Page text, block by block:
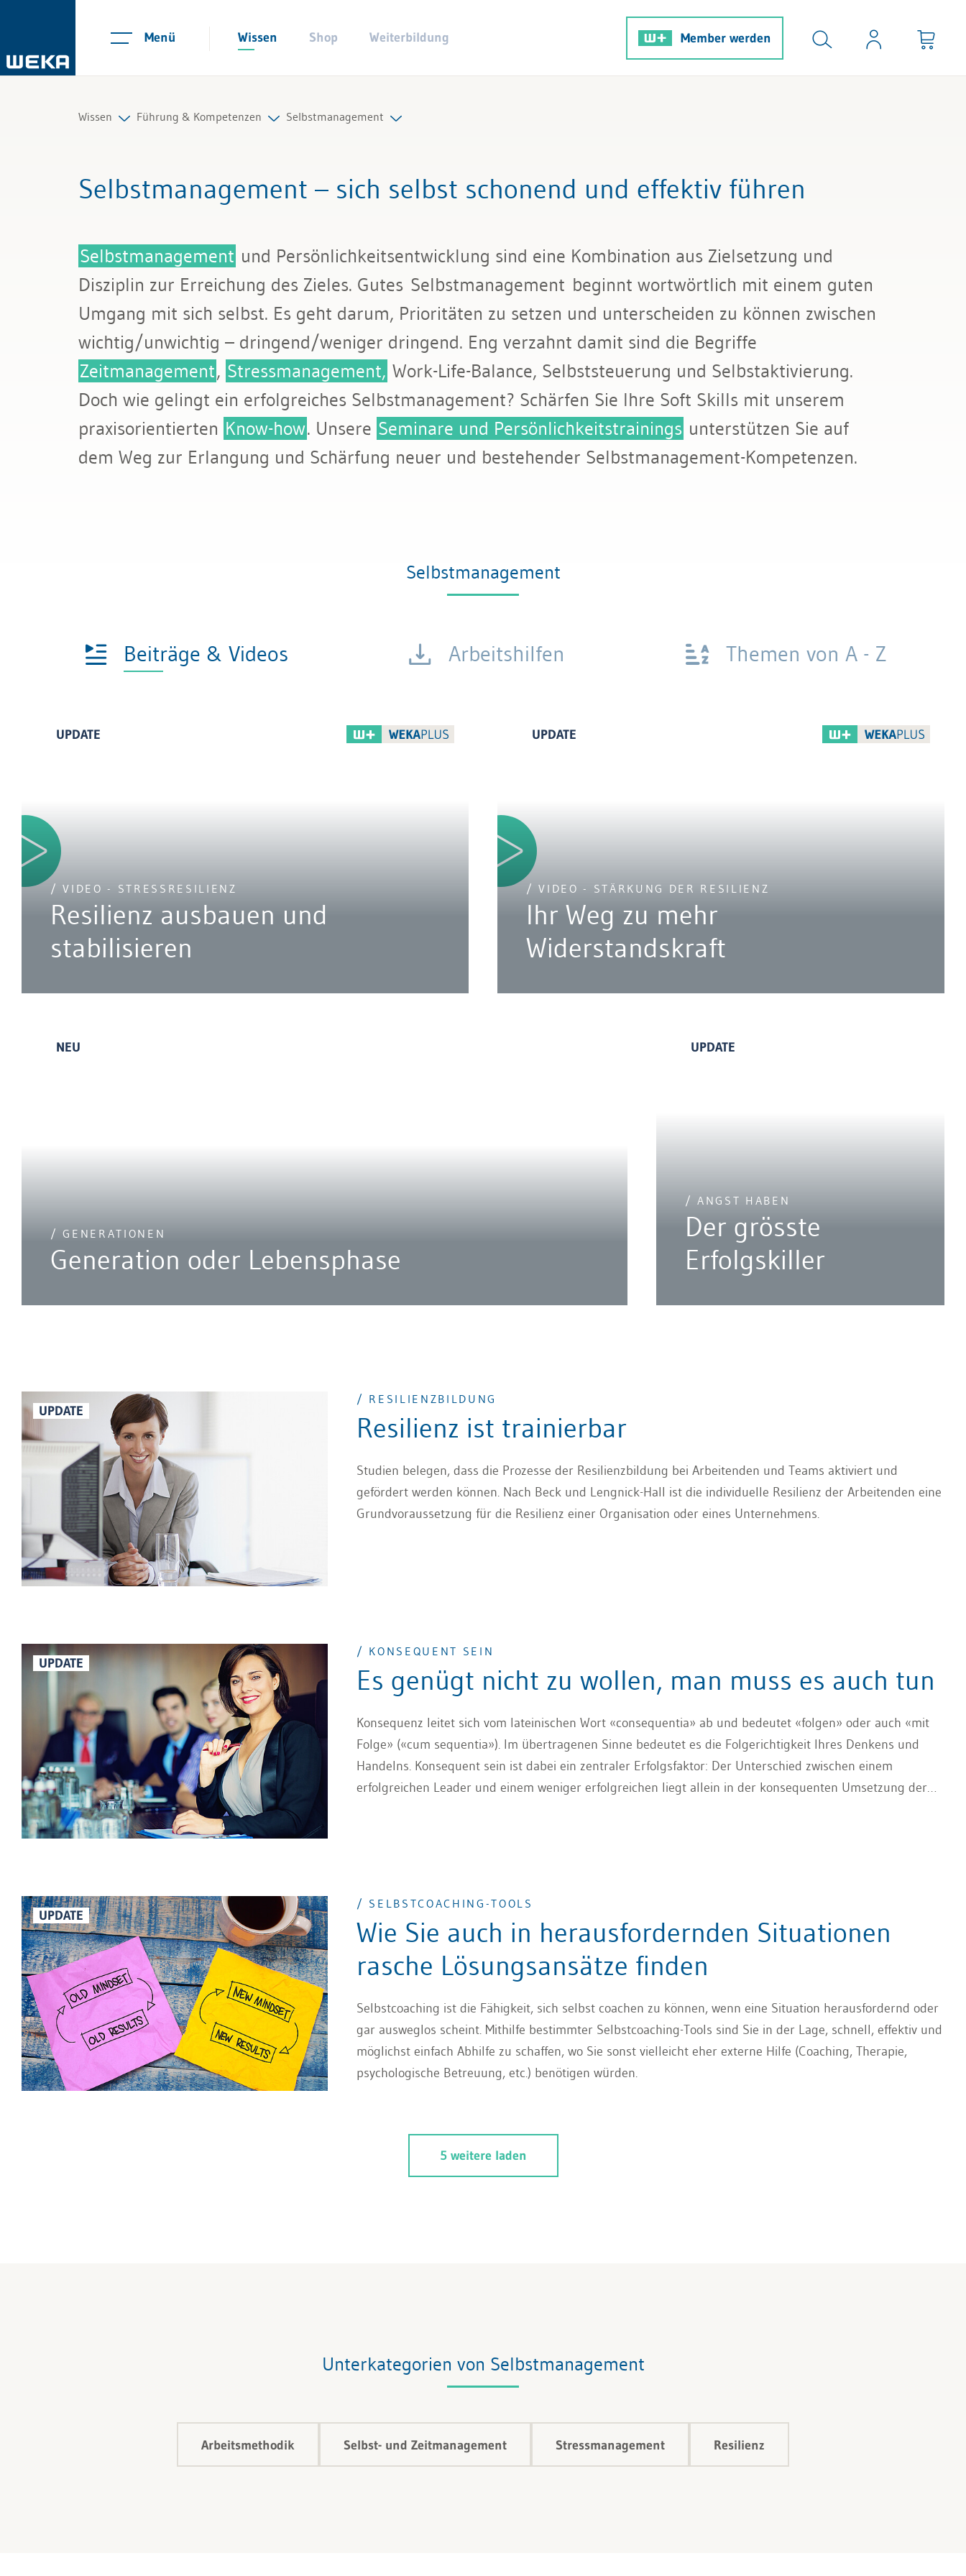
Menü Wissen Shop Weiterbildung Member werden
Wissen
Management
Finanzen & Steuern
Bau & Immobilien
Führung & Kompetenzen
Selbstmanagement
Selbstmanagement
Selbst- und Zeitmanagement
Resilienz
Selbstmanagement – sich selbst schonend und effektiv führen
Selbstmanagement und Persönlichkeitsentwicklung sind eine Kombination aus Zielsetzung und
Disziplin zur Erreichung des Zieles. Gutes Selbstmanagement beginnt wortwörtlich mit einem guten
Umgang mit sich selbst. Es geht darum, Prioritäten zu setzen und unterscheiden zu können zwischen
wichtig/unwichtig – dringend/weniger dringend. Eng verzahnt damit sind die Begriffe
Zeitmanagement, Stressmanagement, Work-Life-Balance, Selbststeuerung und Selbstaktivierung.
Doch wie gelingt ein erfolgreiches Selbstmanagement? Schärfen Sie Ihre Soft Skills mit unserem
praxisorientierten Know-how. Unsere Seminare und Persönlichkeitstrainings unterstützen Sie auf
dem Weg zur Erlangung und Schärfung neuer und bestehender Selbstmanagement-Kompetenzen.
Selbstmanagement
Beiträge & Videos Arbeitshilfen Themen von A - Z
UPDATE
/ VIDEO - STRESSRESILIENZ
Resilienz ausbauen und
stabilisieren
UPDATE
/ VIDEO - STÄRKUNG DER RESILIENZ
Ihr Weg zu mehr
Widerstandskraft
NEU
/ GENERATIONEN
Generation oder Lebensphase
UPDATE
/ ANGST HABEN
Der grösste
Erfolgskiller
UPDATE
/ RESILIENZBILDUNG
Resilienz ist trainierbar
Studien belegen, dass die Prozesse der Resilienzbildung bei Arbeitenden und Teams aktiviert und
gefördert werden können. Nach Beck und Lengnick-Hall ist die individuelle Resilienz der Arbeitenden eine
Grundvoraussetzung für die Resilienz einer Organisation oder eines Unternehmens.
UPDATE
/ KONSEQUENT SEIN
Es genügt nicht zu wollen, man muss es auch tun
Konsequenz leitet sich vom lateinischen Wort «consequentia» ab und bedeutet «folgen» oder auch «mit
Folge» («cum sequentia»). Im übertragenen Sinne bedeutet es die Folgerichtigkeit Ihres Denkens und
Handelns. Konsequent sein ist dabei ein zentraler Erfolgsfaktor: Der Unterschied zwischen einem
erfolgreichen Leader und einem weniger erfolgreichen liegt allein in der konsequenten Umsetzung der
UPDATE
/ SELBSTCOACHING-TOOLS
Wie Sie auch in herausfordernden Situationen
rasche Lösungsansätze finden
Selbstcoaching ist die Fähigkeit, sich selbst coachen zu können, wenn eine Situation herausfordernd oder
gar ausweglos scheint. Mithilfe bestimmter Selbstcoaching-Tools sind Sie in der Lage, schnell, effektiv und
möglichst einfach Abhilfe zu schaffen, wo Sie sonst vielleicht eher externe Hilfe (Coaching, Therapie,
psychologische Betreuung, etc.) benötigen würden.
5 weitere laden
Unterkategorien von Selbstmanagement
Arbeitsmethodik Selbst- und Zeitmanagement Stressmanagement Resilienz